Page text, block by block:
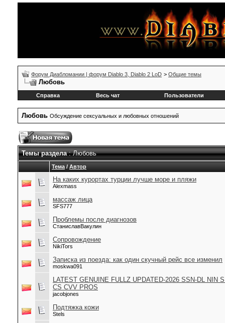
Форум Диабломании | форум Diablo 3, Diablo 2 LoD > Общие темы
Любовь
Справка Весь чат Пользователи
Любовь Обсуждение сексуальных и любовных отношений
Темы раздела: Любовь
Тема / Автор
На каких курортах турции лучше море и пляжи
Alexmass
массаж лица
SFS777
Проблемы после диагнозов
СтаниславВакулин
Сопровождение
NikiTors
Записка из поезда: как один скучный рейс все изменил
moskwa091
LATEST GENUINE FULLZ UPDATED-2026 SSN-DL NIN
CS CVV PROS
jacobjones
Подтяжка кожи
Stels